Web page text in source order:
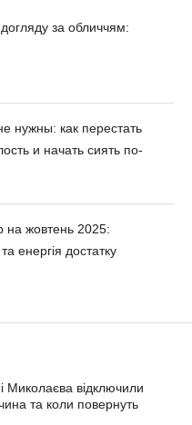
за обличчям:
нужны: как перестать
и начать сиять по-
на жовтень 2025:
енергія достатку
Миколаєва відключили
та коли повернуть